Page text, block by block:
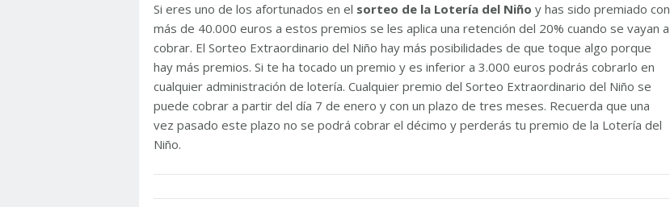
Si eres uno de los afortunados en el sorteo de la Lotería del Niño y has sido premiado con
más de 40.000 euros a estos premios se les aplica una retención del 20% cuando se vayan a
cobrar. El Sorteo Extraordinario del Niño hay más posibilidades de que toque algo porque
hay más premios. Si te ha tocado un premio y es inferior a 3.000 euros podrás cobrarlo en
cualquier administración de lotería. Cualquier premio del Sorteo Extraordinario del Niño se
puede cobrar a partir del día 7 de enero y con un plazo de tres meses. Recuerda que una
vez pasado este plazo no se podrá cobrar el décimo y perderás tu premio de la Lotería del
Niño.